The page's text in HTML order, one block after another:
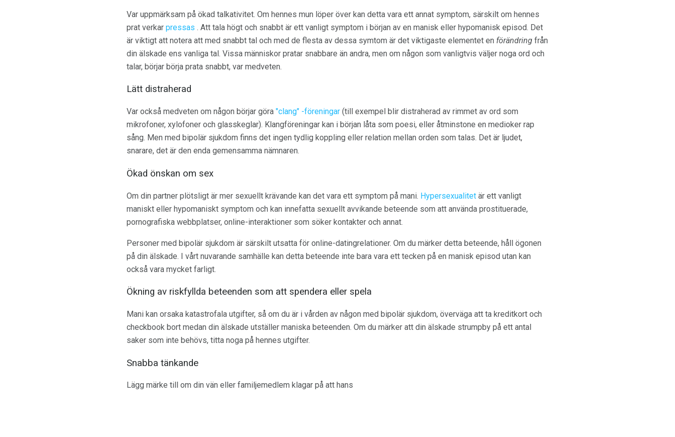
Var uppmärksam på ökad talkativitet. Om hennes mun löper över kan detta vara ett annat symptom, särskilt om hennes
prat verkar pressas . Att tala högt och snabbt är ett vanligt symptom i början av en manisk eller hypomanisk episod. Det
är viktigt att notera att med snabbt tal och med de flesta av dessa symtom är det viktigaste elementet en förändring från
din älskade ens vanliga tal. Vissa människor pratar snabbare än andra, men om någon som vanligtvis väljer noga ord och
talar, börjar börja prata snabbt, var medveten.
Lätt distraherad
Var också medveten om någon börjar göra "clang" -föreningar (till exempel blir distraherad av rimmet av ord som
mikrofoner, xylofoner och glasskeglar). Klangföreningar kan i början låta som poesi, eller åtminstone en medioker rap
sång. Men med bipolär sjukdom finns det ingen tydlig koppling eller relation mellan orden som talas. Det är ljudet,
snarare, det är den enda gemensamma nämnaren.
Ökad önskan om sex
Om din partner plötsligt är mer sexuellt krävande kan det vara ett symptom på mani. Hypersexualitet är ett vanligt
maniskt eller hypomaniskt symptom och kan innefatta sexuellt avvikande beteende som att använda prostituerade,
pornografiska webbplatser, online-interaktioner som söker kontakter och annat.
Personer med bipolär sjukdom är särskilt utsatta för online-datingrelationer. Om du märker detta beteende, håll ögonen
på din älskade. I vårt nuvarande samhälle kan detta beteende inte bara vara ett tecken på en manisk episod utan kan
också vara mycket farligt.
Ökning av riskfyllda beteenden som att spendera eller spela
Mani kan orsaka katastrofala utgifter, så om du är i vården av någon med bipolär sjukdom, överväga att ta kreditkort och
checkbook bort medan din älskade utställer maniska beteenden. Om du märker att din älskade strumpby på ett antal
saker som inte behövs, titta noga på hennes utgifter.
Snabba tänkande
Lägg märke till om din vän eller familjemedlem klagar på att hans